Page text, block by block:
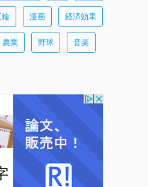
輪 漫画 経済効果
農業 野球 音楽